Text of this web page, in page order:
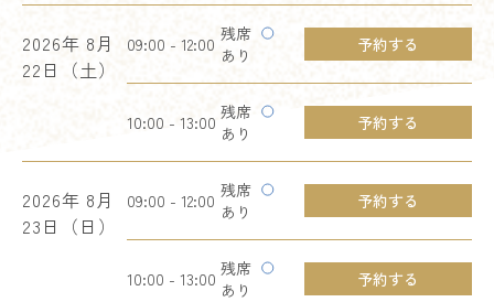
2026年 8月
22日（土）
09:00 - 12:00 残席
あり
予約する
10:00 - 13:00 残席
あり
予約する
2026年 8月
23日（日）
09:00 - 12:00 残席
あり
予約する
10:00 - 13:00 残席
あり
予約する